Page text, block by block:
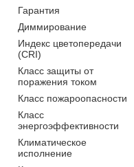
Гарантия
Диммирование
Индекс цветопередачи
(CRI)
Класс защиты от
поражения током
Класс пожароопасности
Класс
энергоэффективности
Климатическое
исполнение